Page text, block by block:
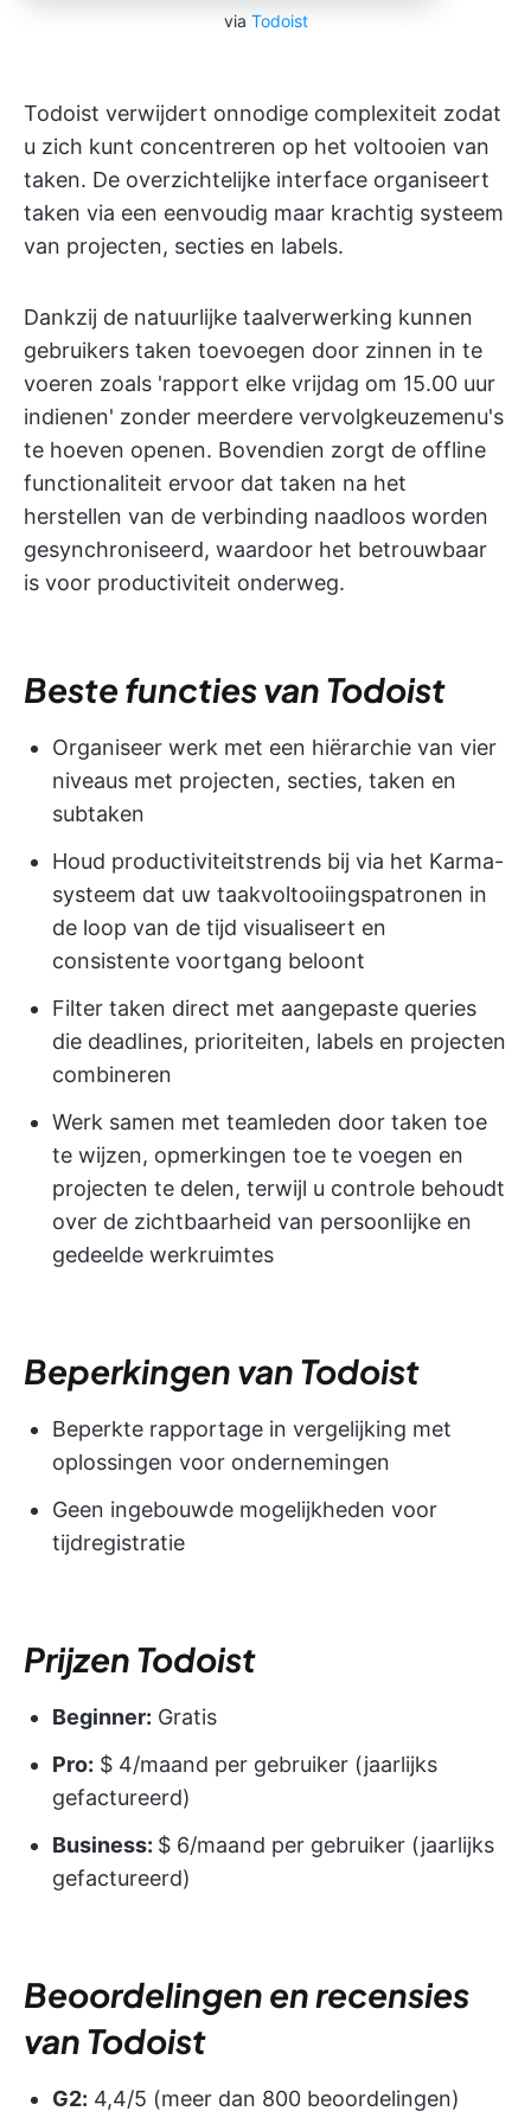
via Todoist
Todoist verwijdert onnodige complexiteit zodat
u zich kunt concentreren op het voltooien van
taken. De overzichtelijke interface organiseert
taken via een eenvoudig maar krachtig systeem
van projecten, secties en labels.
Dankzij de natuurlijke taalverwerking kunnen
gebruikers taken toevoegen door zinnen in te
voeren zoals 'rapport elke vrijdag om 15.00 uur
indienen' zonder meerdere vervolgkeuzemenu's
te hoeven openen. Bovendien zorgt de offline
functionaliteit ervoor dat taken na het
herstellen van de verbinding naadloos worden
gesynchroniseerd, waardoor het betrouwbaar
is voor productiviteit onderweg.
Beste functies van Todoist
Organiseer werk met een hiërarchie van vier
niveaus met projecten, secties, taken en
subtaken
Houd productiviteitstrends bij via het Karma-
systeem dat uw taakvoltooiingspatronen in
de loop van de tijd visualiseert en
consistente voortgang beloont
Filter taken direct met aangepaste queries
die deadlines, prioriteiten, labels en projecten
combineren
Werk samen met teamleden door taken toe
te wijzen, opmerkingen toe te voegen en
projecten te delen, terwijl u controle behoudt
over de zichtbaarheid van persoonlijke en
gedeelde werkruimtes
Beperkingen van Todoist
Beperkte rapportage in vergelijking met
oplossingen voor ondernemingen
Geen ingebouwde mogelijkheden voor
tijdregistratie
Prijzen Todoist
Beginner: Gratis
Pro: $ 4/maand per gebruiker (jaarlijks
gefactureerd)
Business: $ 6/maand per gebruiker (jaarlijks
gefactureerd)
Beoordelingen en recensies
van Todoist
G2: 4,4/5 (meer dan 800 beoordelingen)